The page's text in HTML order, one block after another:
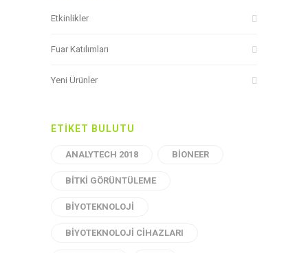
Etkinlikler
Fuar Katılımları
Yeni Ürünler
ETIKET BULUTU
ANALYTECH 2018 BIONEER
BITKI GÖRÜNTÜLEME
BIYOTEKNOLOJI
BIYOTEKNOLOJI CIHAZLARI